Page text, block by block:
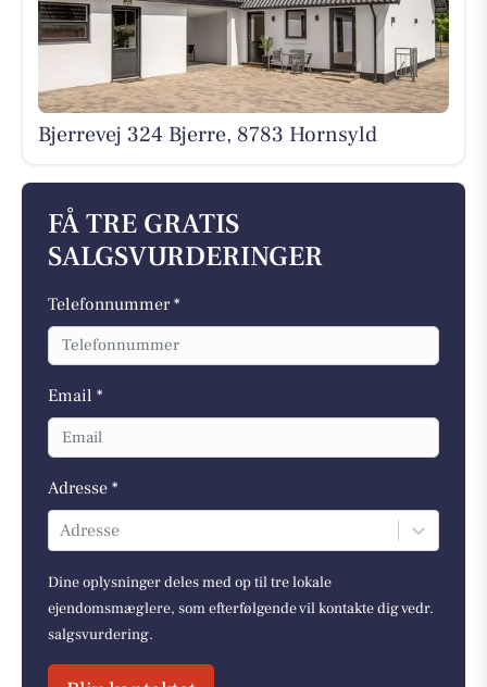
Bjerrevej 324 Bjerre, 8783 Hornsyld
FÅ TRE GRATIS
SALGSVURDERINGER
Telefonnummer *
Email *
Adresse *
Adresse
Dine oplysninger deles med op til tre lokale
ejendomsmæglere, som efterfølgende vil kontakte dig vedr.
salgsvurdering.